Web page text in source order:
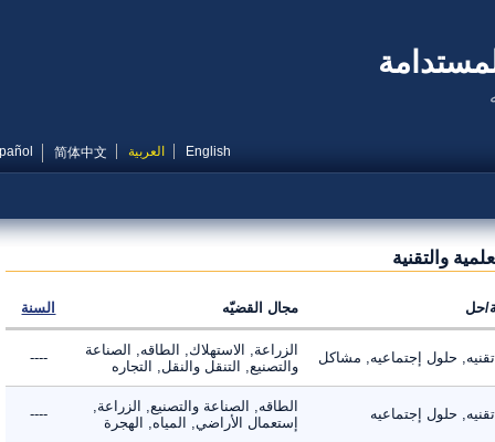
English العربية 简体中文
Español
والتقنية
مجال القضيّه السنة
حلول إجتماعيه, مشاكل
الزراعة, الاستهلاك, الطاقه, الصناعة
والتصنيع, التنقل والنقل, التجاره
----
حلول إجتماعيه
الطاقه, الصناعة والتصنيع, الزراعة,
إستعمال الأراضي, المياه, الهجرة
----